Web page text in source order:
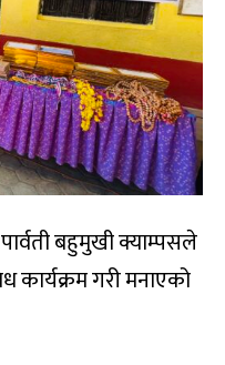
बहुमुखी क्याम्पसले
गरी मनाएको